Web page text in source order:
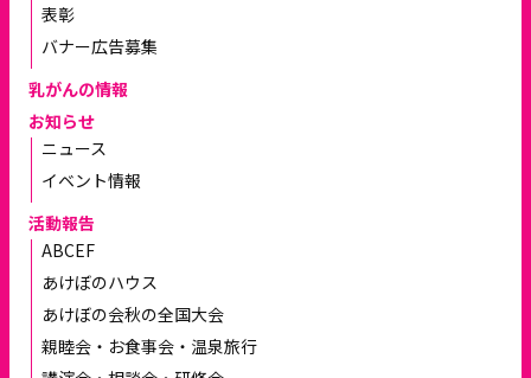
表彰
バナー広告募集
乳がんの情報
お知らせ
ニュース
イベント情報
活動報告
ABCEF
あけぼのハウス
あけぼの会秋の全国大会
親睦会・お食事会・温泉旅行